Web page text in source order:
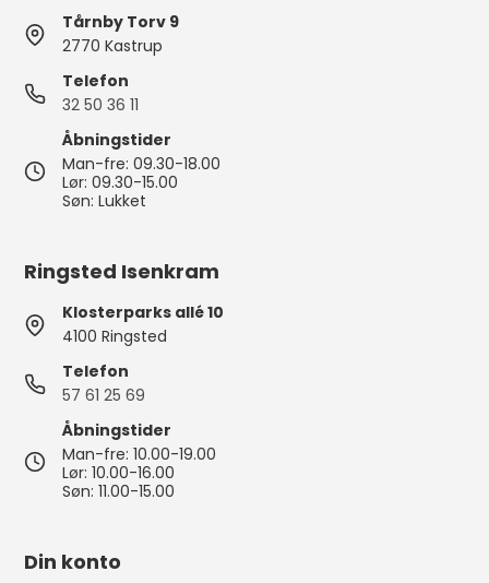
Tårnby Torv 9
2770 Kastrup
Telefon
32 50 36 11
Åbningstider
Man-fre: 09.30-18.00
Lør: 09.30-15.00
Søn: Lukket
Ringsted Isenkram
Klosterparks allé 10
4100 Ringsted
Telefon
57 61 25 69
Åbningstider
Man-fre: 10.00-19.00
Lør: 10.00-16.00
Søn: 11.00-15.00
Din konto